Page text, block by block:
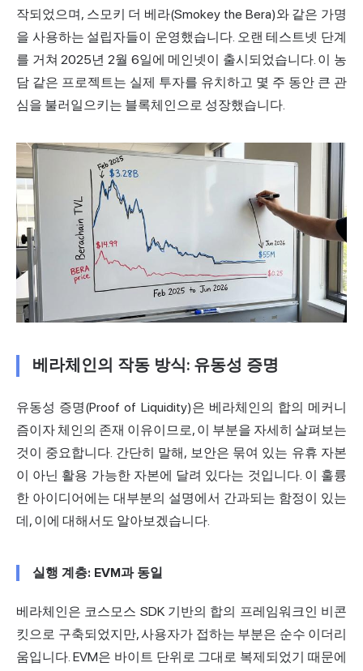
작되었으며, 스모키 더 베라(Smokey the Bera)와 같은 가명
을 사용하는 설립자들이 운영했습니다. 오랜 테스트넷 단계
를 거쳐 2025년 2월 6일에 메인넷이 출시되었습니다. 이 농
담 같은 프로젝트는 실제 투자를 유치하고 몇 주 동안 큰 관
심을 불러일으키는 블록체인으로 성장했습니다.
베라체인의 작동 방식: 유동성 증명
유동성 증명(Proof of Liquidity)은 베라체인의 합의 메커니
즘이자 체인의 존재 이유이므로, 이 부분을 자세히 살펴보는
것이 중요합니다. 간단히 말해, 보안은 묶여 있는 유휴 자본
이 아닌 활용 가능한 자본에 달려 있다는 것입니다. 이 훌륭
한 아이디어에는 대부분의 설명에서 간과되는 함정이 있는
데, 이에 대해서도 알아보겠습니다.
실행 계층: EVM과 동일
베라체인은 코스모스 SDK 기반의 합의 프레임워크인 비콘
킷으로 구축되었지만, 사용자가 접하는 부분은 순수 이더리
움입니다. EVM은 바이트 단위로 그대로 복제되었기 때문에